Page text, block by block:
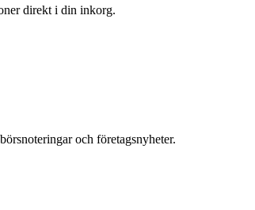
direkt i din inkorg.
och företagsnyheter.